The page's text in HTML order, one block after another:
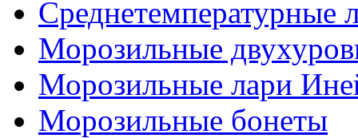
Среднетемпературные
Морозильные
Морозильные лари
Морозильные бонеты